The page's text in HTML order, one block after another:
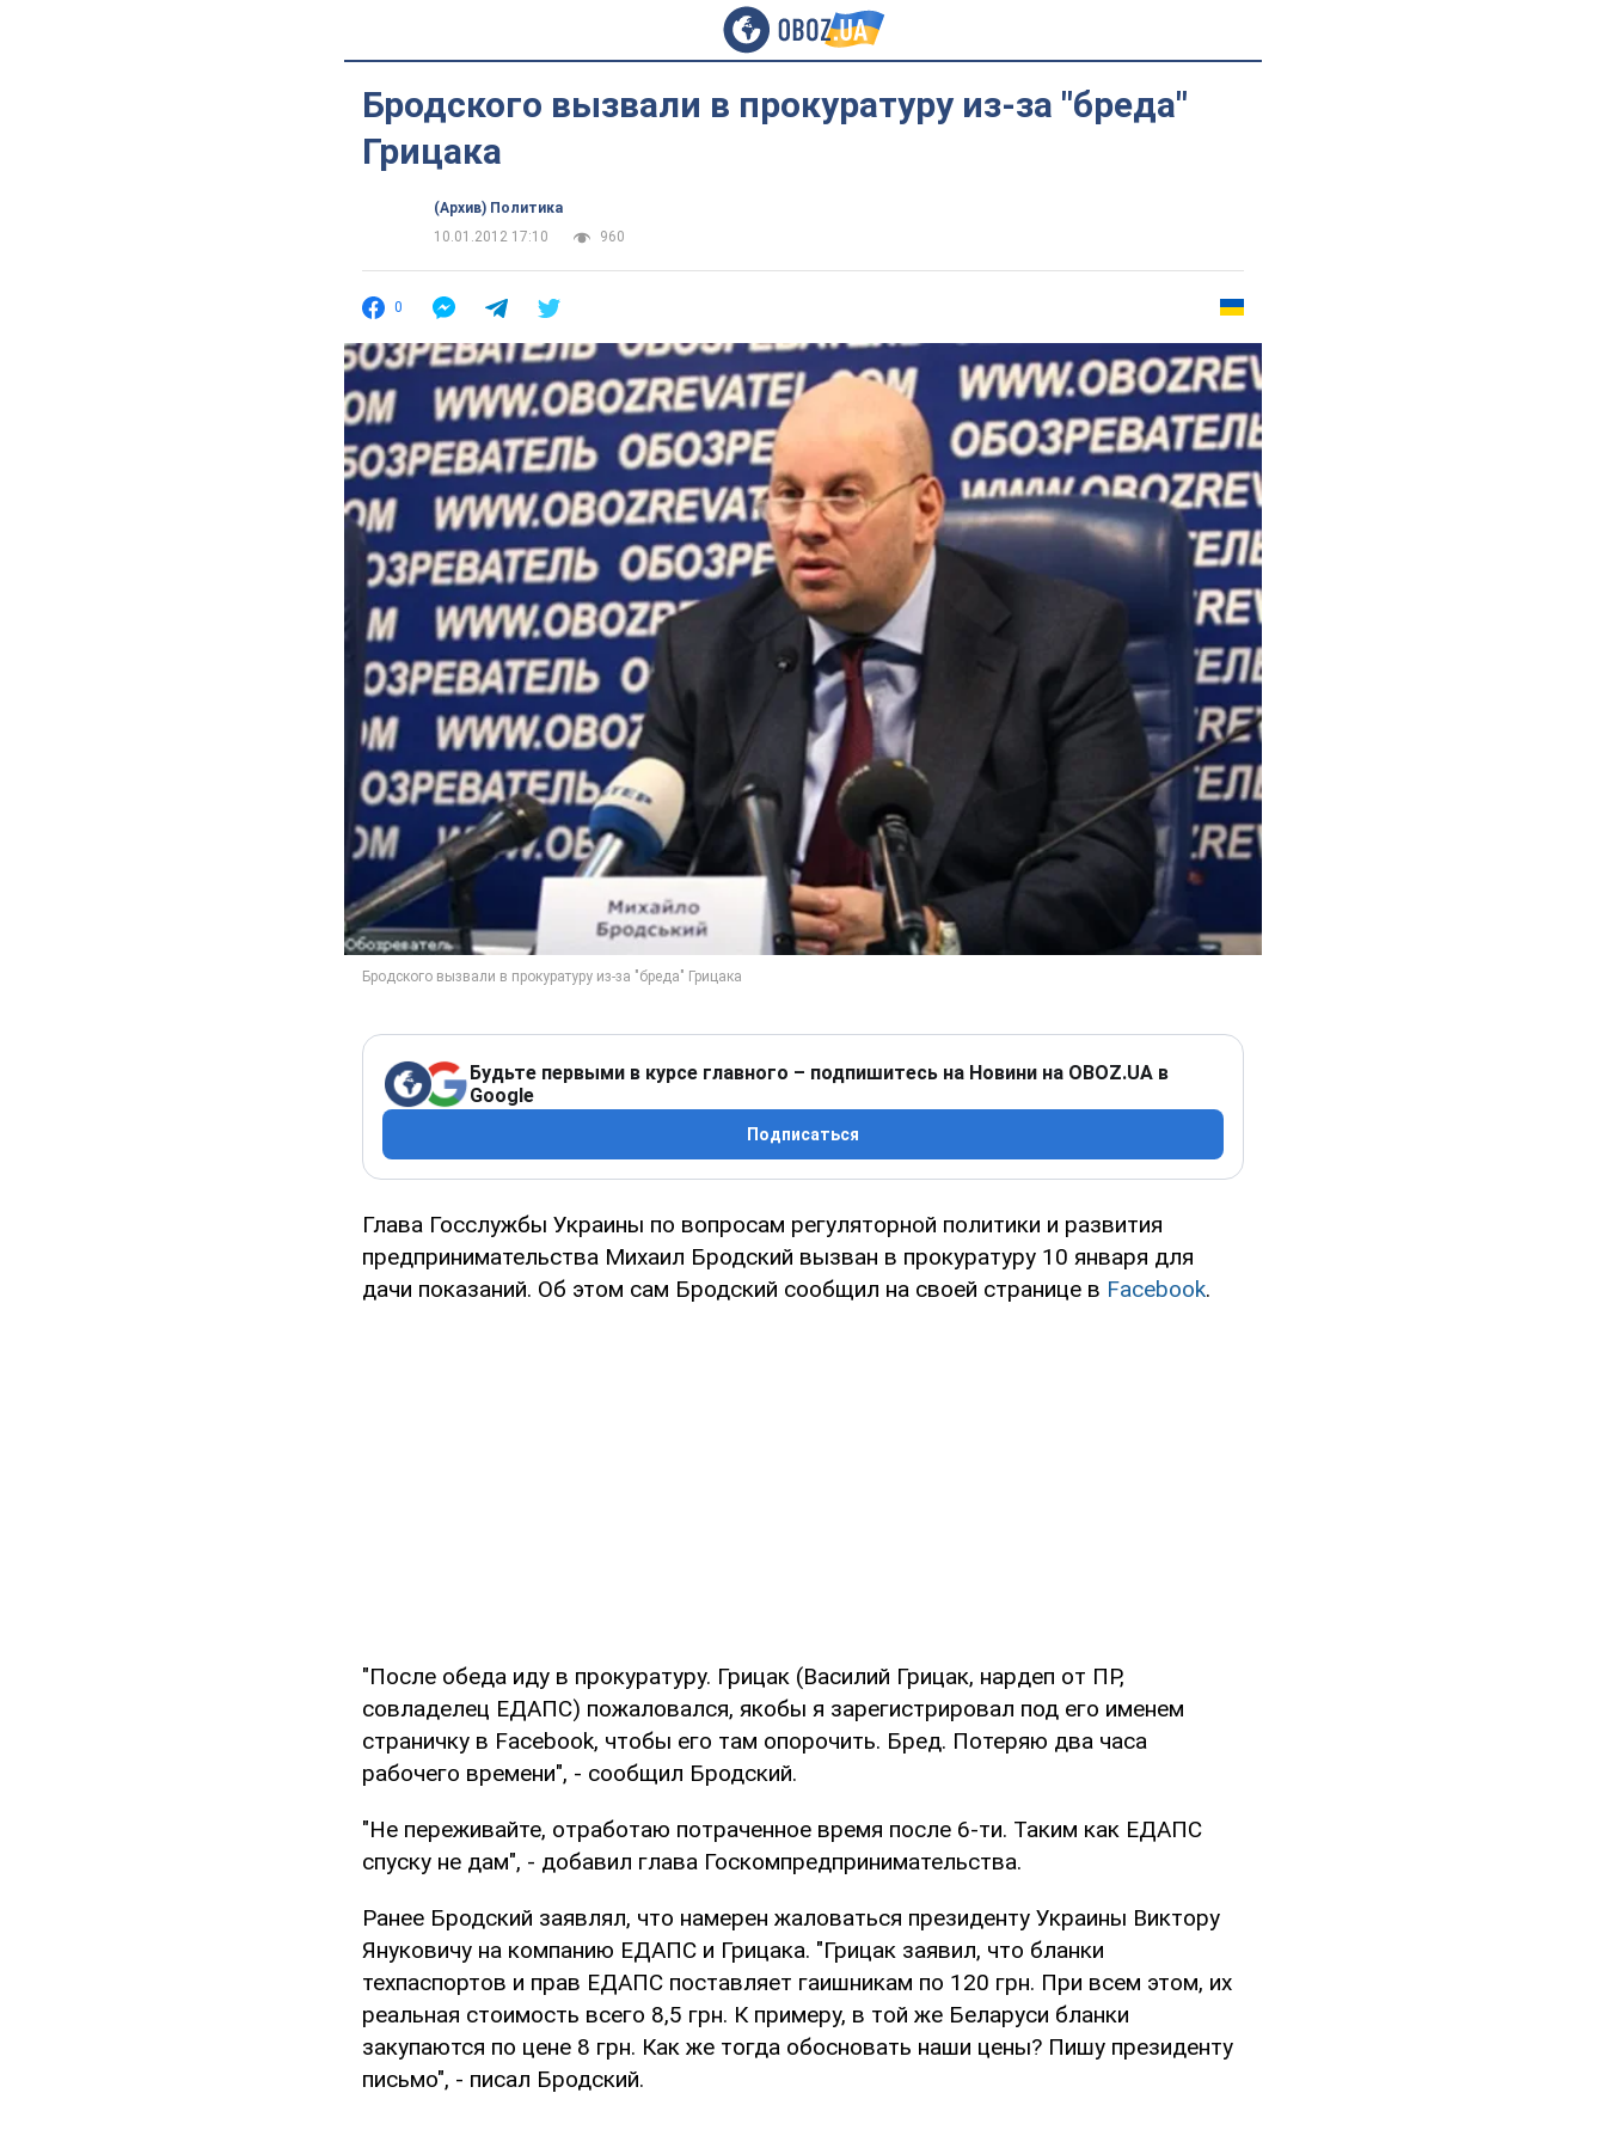
Бродского вызвали в прокуратуру из-за "бреда"
Грицака
(Архив) Политика
10.01.2012 17:10
960
0
Будьте первыми в курсе главного – подпишитесь на Новини на OBOZ.UA в
Google
Подписаться
Глава Госслужбы Украины по вопросам регуляторной политики и развития
предпринимательства Михаил Бродский вызван в прокуратуру 10 января для
дачи показаний. Об этом сам Бродский сообщил на своей странице в Facebook.
"После обеда иду в прокуратуру. Грицак (Василий Грицак, нардеп от ПР,
совладелец ЕДАПС) пожаловался, якобы я зарегистрировал под его именем
страничку в Facebook, чтобы его там опорочить. Бред. Потеряю два часа
рабочего времени", - сообщил Бродский.
"Не переживайте, отработаю потраченное время после 6-ти. Таким как ЕДАПС
спуску не дам", - добавил глава Госкомпредпринимательства.
Ранее Бродский заявлял, что намерен жаловаться президенту Украины Виктору
Януковичу на компанию ЕДАПС и Грицака. "Грицак заявил, что бланки
техпаспортов и прав ЕДАПС поставляет гаишникам по 120 грн. При всем этом, их
реальная стоимость всего 8,5 грн. К примеру, в той же Беларуси бланки
закупаются по цене 8 грн. Как же тогда обосновать наши цены? Пишу президенту
письмо", - писал Бродский.